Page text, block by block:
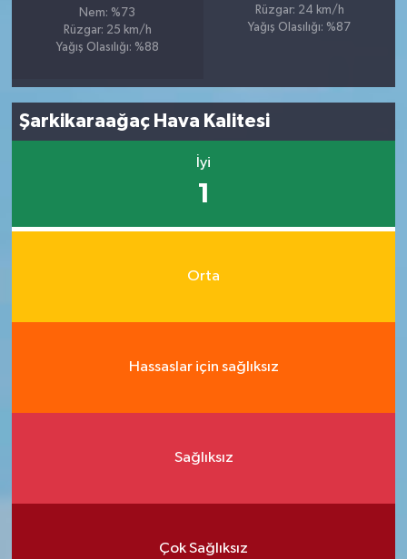
Nem: %73
Rüzgar: 25 km/h
Yağış Olasılığı: %88
Rüzgar: 24 km/h
Yağış Olasılığı: %87
Şarkikaraağaç Hava Kalitesi
İyi
1
Orta
Hassaslar için sağlıksız
Sağlıksız
Çok Sağlıksız